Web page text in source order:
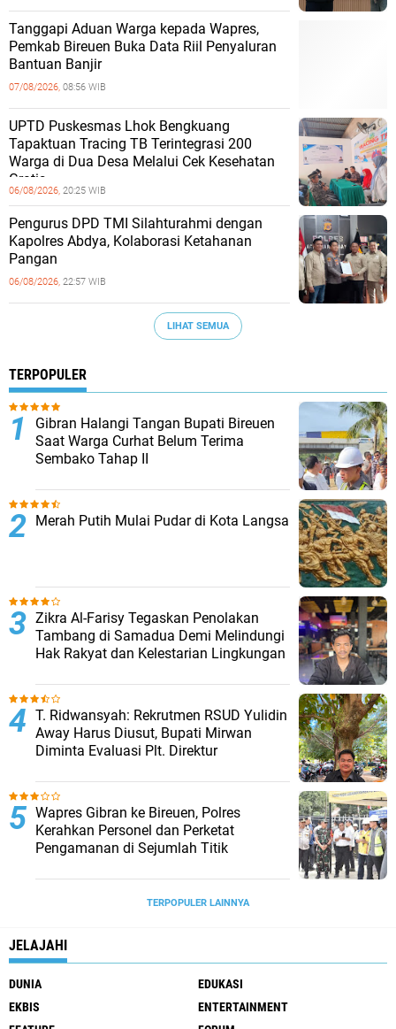
Tanggapi Aduan Warga kepada Wapres,
Pemkab Bireuen Buka Data Riil Penyaluran
Bantuan Banjir
07/08/2026, 08:56 WIB
UPTD Puskesmas Lhok Bengkuang
Tapaktuan ‎Tracing TB Terintegrasi 200
Warga di Dua Desa Melalui Cek Kesehatan
Gratis
06/08/2026, 20:25 WIB
Pengurus DPD TMI Silahturahmi dengan
Kapolres Abdya, Kolaborasi Ketahanan
Pangan
06/08/2026, 22:57 WIB
LIHAT SEMUA
TERPOPULER
Gibran Halangi Tangan Bupati Bireuen
Saat Warga Curhat Belum Terima
Sembako Tahap II
Merah Putih Mulai Pudar di Kota Langsa
Zikra Al-Farisy Tegaskan Penolakan
Tambang di Samadua Demi Melindungi
Hak Rakyat dan Kelestarian Lingkungan
T. Ridwansyah: Rekrutmen RSUD Yulidin
Away Harus Diusut, Bupati Mirwan
Diminta Evaluasi Plt. Direktur
Wapres Gibran ke Bireuen, Polres
Kerahkan Personel dan Perketat
Pengamanan di Sejumlah Titik
TERPOPULER LAINNYA
JELAJAHI
DUNIA
EDUKASI
EKBIS
ENTERTAINMENT